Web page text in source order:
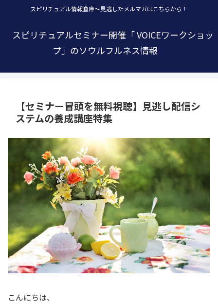
スピリチュアル情報倉庫～見逃したメルマガはこちらから！
スピリチュアルセミナー開催「 VOICEワークショッ
プ」のソウルフルネス情報
【セミナー冒頭を無料視聴】見逃し配信シ
ステムの養成講座特集
こんにちは、